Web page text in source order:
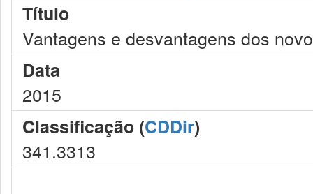
Título
Vantagens e desvantagens dos
Data
2015
Classificação (CDDir)
341.3313